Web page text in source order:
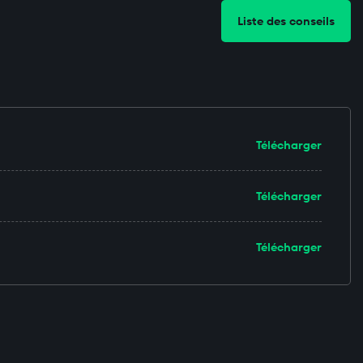
Liste des conseils
Télécharger
Télécharger
Télécharger